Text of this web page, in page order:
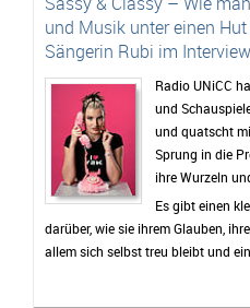
und Musik unter einen
Sängerin Rubi im Interview
Radio UNiCC
und
und quatscht
Sprung in die
ihre Wurzeln
Es gibt einen
darüber, wie sie ihrem Glauben,
allem sich selbst treu bleibt und
Welt der Love Languages und